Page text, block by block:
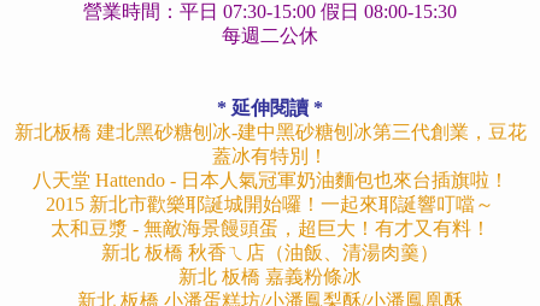
營業時間：平日 07:30-15:00 假日 08:00-15:30
每週二公休
* 延伸閱讀 *
新北板橋 建北黑砂糖刨冰-建中黑砂糖刨冰第三代創業，豆花
蓋冰有特別！
八天堂 Hattendo - 日本人氣冠軍奶油麵包也來台插旗啦！
2015 新北市歡樂耶誕城開始囉！一起來耶誕響叮噹～
太和豆漿 - 無敵海景饅頭蛋，超巨大！有才又有料！
新北 板橋 秋香ㄟ店（油飯、清湯肉羹）
新北 板橋 嘉義粉條冰
新北 板橋 小潘蛋糕坊/小潘鳳梨酥/小潘鳳凰酥